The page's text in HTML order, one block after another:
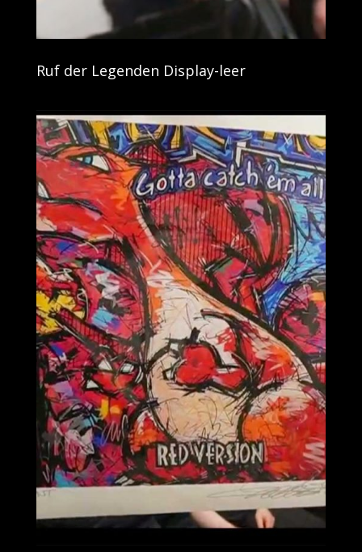
Ruf der Legenden Display-leer